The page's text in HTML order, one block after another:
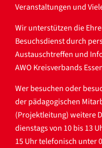
Veranstaltungen und
Wir unterstützen die
Besuchsdienst durch
Austauschtreffen und
AWO Kreisverbands
Wer besuchen oder
der pädagogischen
(Projektleitung) weitere
dienstags von 10 bis 13
15 Uhr telefonisch unter